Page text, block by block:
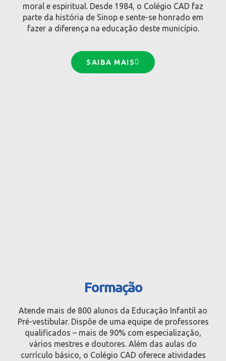
moral e espiritual. Desde 1984, o Colégio CAD faz
parte da história de Sinop e sente-se honrado em
fazer a diferença na educação deste município.
SAIBA MAIS
Formação
Atende mais de 800 alunos da Educação Infantil ao
Pré-vestibular. Dispõe de uma equipe de professores
qualificados – mais de 90% com especialização,
vários mestres e doutores. Além das aulas do
currículo básico, o Colégio CAD oferece atividades